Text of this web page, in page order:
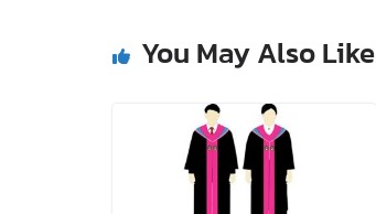
You May Also Like